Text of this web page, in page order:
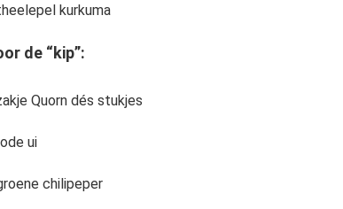
kurkuma
de “kip”:
Quorn dés stukjes
ui
chilipeper